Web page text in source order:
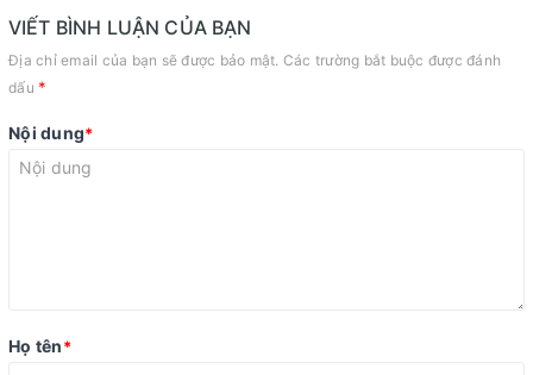
VIẾT BÌNH LUẬN CỦA BẠN
Địa chỉ email của bạn sẽ được bảo mật. Các trường bắt buộc được đánh
dấu *
Nội dung*
Họ tên*